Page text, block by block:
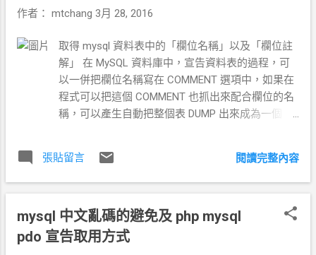
writeUTF8File($filename,$content) { $f =
0xef,0xbb,0xbf)); fwrite($f,$content);
fclose($f); } $f =
'uploads/private/'.$time_string.'.csv'; $fdir =
'uploads/private/'; // 檔案不存在就先建立檔案 if
(!file_exists($fdir)) { mkdir($fdir); }
選 連結 下載。 '; //
==========================================
==============
作者： mtchang 3月 28, 2016
取得 mysql 資料表中的「欄位名稱」以及「欄位註
解」 在 MySQL 資料庫中，宣告資料表的過程，可
以一併把欄位名稱寫在 COMMENT 選項中，如果在
程式可以把這個 COMMENT 也抓出來配合欄位的名
稱，可以產生自動把整個表 DUMP 出來成為一個
稱'; // 資料庫中表的欄位抬頭資訊 $col_sql =
"SELECT COLUMN_NAME,COLUMN_COMMENT
table_name = '$table';"; $col = runSQL($col_sql); //
var_dump($col); // 資料欄位 $sql = "SELECT *
張貼留言 閱讀完整內容
mysql 中文亂碼的避免及 php mysql
pdo 宣告取用方式